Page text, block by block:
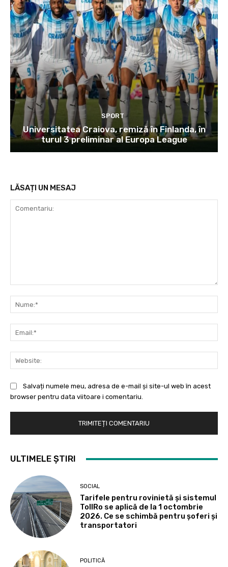
SPORT
Universitatea Craiova, remiză în Finlanda, în
turul 3 preliminar al Europa League
LĂSAȚI UN MESAJ
Salvați numele meu, adresa de e-mail și site-ul web în acest
browser pentru data viitoare i comentariu.
ULTIMELE ȘTIRI
SOCIAL
Tarifele pentru rovinietă și sistemul
TollRo se aplică de la 1 octombrie
2026. Ce se schimbă pentru șoferi și
transportatori
POLITICĂ